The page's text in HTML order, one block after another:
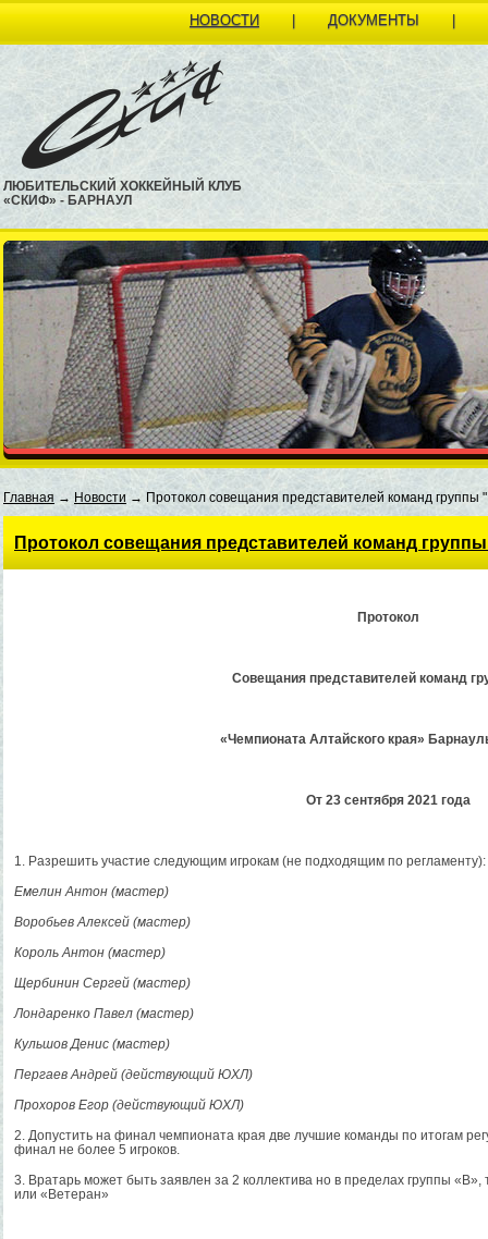
НОВОСТИ | ДОКУМЕНТЫ |
ЛЮБИТЕЛЬСКИЙ ХОККЕЙНЫЙ КЛУБ
«СКИФ» - БАРНАУЛ
Главная → Новости → Протокол совещания представителей команд группы
Протокол совещания представителей команд группы
Протокол
Совещания представителей команд
«Чемпионата Алтайского края»
От 23 сентября 2021 года
1. Разрешить участие следующим игрокам (не подходящим по регламенту):
Емелин Антон (мастер)
Воробьев Алексей (мастер)
Король Антон (мастер)
Щербинин Сергей (мастер)
Лондаренко Павел (мастер)
Кульшов Денис (мастер)
Пергаев Андрей (действующий ЮХЛ)
Прохоров Егор (действующий ЮХЛ)
2. Допустить на финал чемпионата края две лучшие команды по итогам
финал не более 5 игроков.
3. Вратарь может быть заявлен за 2 коллектива но в пределах группы
или «Ветеран»